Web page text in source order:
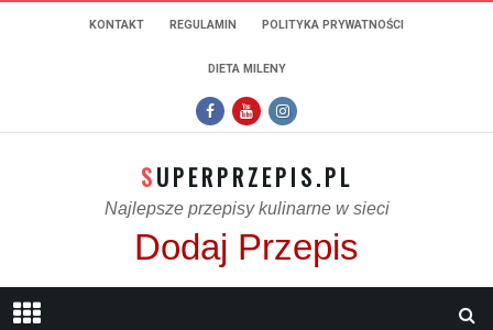
KONTAKT REGULAMIN POLITYKA PRYWATNOŚCI
DIETA MILENY
SUPERPRZEPIS.PL
Najlepsze przepisy kulinarne w sieci
Dodaj Przepis